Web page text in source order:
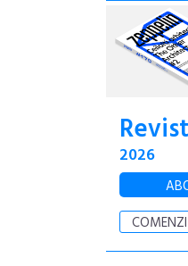
2026
COMENZI